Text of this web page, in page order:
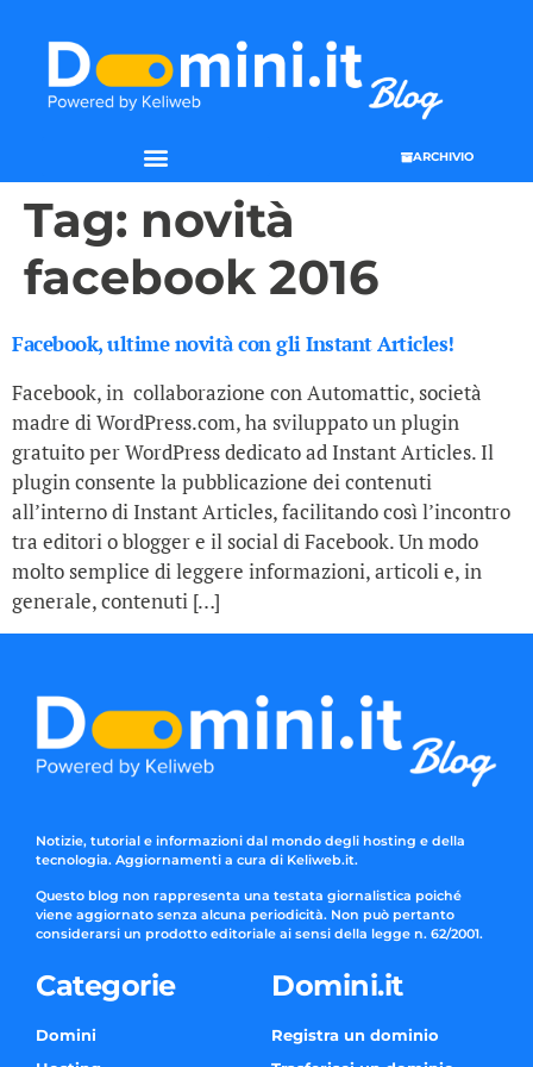
ARCHIVIO
Tag: novità
facebook 2016
Facebook, ultime novità con gli Instant Articles!
Facebook, in collaborazione con Automattic, società
madre di WordPress.com, ha sviluppato un plugin
gratuito per WordPress dedicato ad Instant Articles. Il
plugin consente la pubblicazione dei contenuti
all’interno di Instant Articles, facilitando così l’incontro
tra editori o blogger e il social di Facebook. Un modo
molto semplice di leggere informazioni, articoli e, in
generale, contenuti […]
Notizie, tutorial e informazioni dal mondo degli hosting e della
tecnologia. Aggiornamenti a cura di Keliweb.it.
Questo blog non rappresenta una testata giornalistica poiché
viene aggiornato senza alcuna periodicità. Non può pertanto
considerarsi un prodotto editoriale ai sensi della legge n. 62/2001.
Categorie
Domini
Domini.it
Registra un dominio